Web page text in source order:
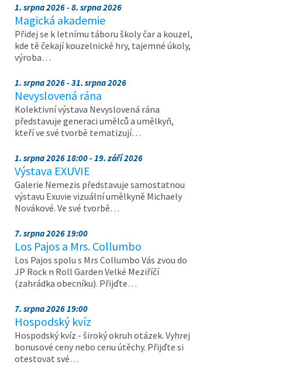
1. srpna 2026 - 8. srpna 2026
Magická akademie
Přidej se k letnímu táboru školy čar a kouzel,
kde tě čekají kouzelnické hry, tajemné úkoly,
výroba…
1. srpna 2026 - 31. srpna 2026
Nevyslovená rána
Kolektivní výstava Nevyslovená rána
představuje generaci umělců a umělkyň,
kteří ve své tvorbě tematizují…
1. srpna 2026 18:00 - 19. září 2026
Výstava EXUVIE
Galerie Nemezis představuje samostatnou
výstavu Exuvie vizuální umělkyně Michaely
Novákové. Ve své tvorbě…
7. srpna 2026 19:00
Los Pajos a Mrs. Collumbo
Los Pajos spolu s Mrs Collumbo Vás zvou do
JP Rock n Roll Garden Velké Meziříčí
(zahrádka obecníku). Přijďte…
7. srpna 2026 19:00
Hospodský kvíz
Hospodský kvíz - široký okruh otázek. Vyhrej
bonusové ceny nebo cenu útěchy. Přijďte si
otestovat své…